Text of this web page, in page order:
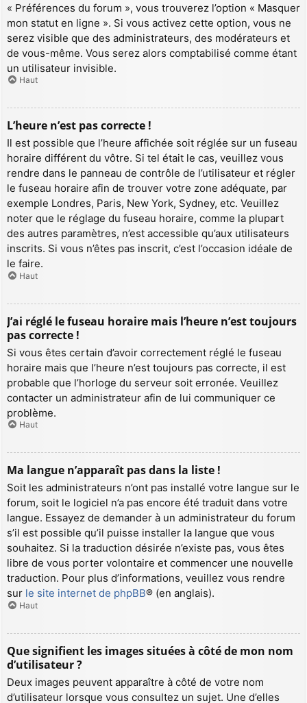
« Préférences du forum », vous trouverez l’option « Masquer
mon statut en ligne ». Si vous activez cette option, vous ne
serez visible que des administrateurs, des modérateurs et
de vous-même. Vous serez alors comptabilisé comme étant
un utilisateur invisible.
Haut
L’heure n’est pas correcte !
Il est possible que l’heure affichée soit réglée sur un fuseau
horaire différent du vôtre. Si tel était le cas, veuillez vous
rendre dans le panneau de contrôle de l’utilisateur et régler
le fuseau horaire afin de trouver votre zone adéquate, par
exemple Londres, Paris, New York, Sydney, etc. Veuillez
noter que le réglage du fuseau horaire, comme la plupart
des autres paramètres, n’est accessible qu’aux utilisateurs
inscrits. Si vous n’êtes pas inscrit, c’est l’occasion idéale de
le faire.
Haut
J’ai réglé le fuseau horaire mais l’heure n’est toujours
pas correcte !
Si vous êtes certain d’avoir correctement réglé le fuseau
horaire mais que l’heure n’est toujours pas correcte, il est
probable que l’horloge du serveur soit erronée. Veuillez
contacter un administrateur afin de lui communiquer ce
problème.
Haut
Ma langue n’apparaît pas dans la liste !
Soit les administrateurs n’ont pas installé votre langue sur le
forum, soit le logiciel n’a pas encore été traduit dans votre
langue. Essayez de demander à un administrateur du forum
s’il est possible qu’il puisse installer la langue que vous
souhaitez. Si la traduction désirée n’existe pas, vous êtes
libre de vous porter volontaire et commencer une nouvelle
traduction. Pour plus d’informations, veuillez vous rendre
sur le site internet de phpBB® (en anglais).
Haut
Que signifient les images situées à côté de mon nom
d’utilisateur ?
Deux images peuvent apparaître à côté de votre nom
d’utilisateur lorsque vous consultez un sujet. Une d’elles